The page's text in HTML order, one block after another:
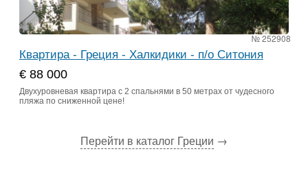
№ 252908
Квартира - Греция - Халкидики - п/о Ситония
€ 88 000
Двухуровневая квартира с 2 спальнями в 50 метрах от чудесного
пляжа по сниженной цене!
Перейти в каталог Греции →